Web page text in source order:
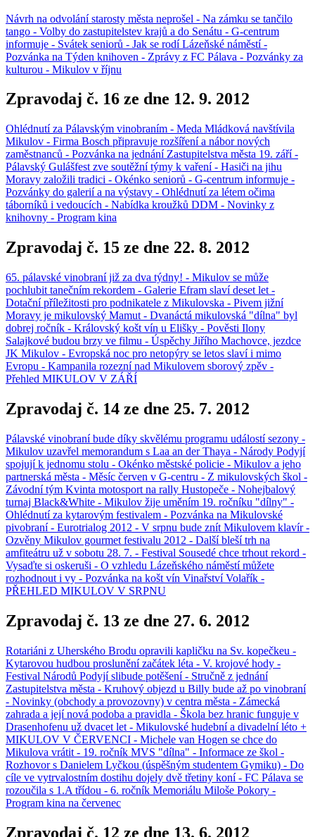
Návrh na odvolání starosty města neprošel - Na zámku se tančilo
tango - Volby do zastupitelstev krajů a do Senátu - G-centrum
informuje - Svátek seniorů - Jak se rodí Lázeňské náměstí -
Pozvánka na Týden knihoven - Zprávy z FC Pálava - Pozvánky za
kulturou - Mikulov v říjnu
Zpravodaj č. 16 ze dne 12. 9. 2012
Ohlédnutí za Pálavským vinobraním - Meda Mládková navštívila
Mikulov - Firma Bosch připravuje rozšíření a nábor nových
zaměstnanců - Pozvánka na jednání Zastupitelstva města 19. září -
Pálavský Gulášfest zve soutěžní týmy k vaření - Hasiči na jihu
Moravy založili tradici - Okénko seniorů - G-centrum informuje -
Pozvánky do galerií a na výstavy - Ohlédnutí za létem očima
táborníků i vedoucích - Nabídka kroužků DDM - Novinky z
knihovny - Program kina
Zpravodaj č. 15 ze dne 22. 8. 2012
65. pálavské vinobraní již za dva týdny! - Mikulov se může
pochlubit tanečním rekordem - Galerie Efram slaví deset let -
Dotační příležitosti pro podnikatele z Mikulovska - Pivem jižní
Moravy je mikulovský Mamut - Dvanáctá mikulovská "dílna" byl
dobrej ročník - Královský košt vín u Elišky - Pověsti Ilony
Salajkové budou brzy ve filmu - Úspěchy Jiřího Machovce, jezdce
JK Mikulov - Evropská noc pro netopýry se letos slaví i mimo
Evropu - Kampanila rozezní nad Mikulovem sborový zpěv -
Přehled MIKULOV V ZÁŘÍ
Zpravodaj č. 14 ze dne 25. 7. 2012
Pálavské vinobraní bude díky skvělému programu událostí sezony -
Mikulov uzavřel memorandum s Laa an der Thaya - Národy Podyjí
spojují k jednomu stolu - Okénko městské policie - Mikulov a jeho
partnerská města - Měsíc červen v G-centru - Z mikulovských škol -
Závodní tým Kvinta motosport na rally Hustopeče - Nohejbalový
turnaj Black&White - Mikulov žije uměním 19. ročníku "dílny" -
Ohlédnutí za kytarovým festivalem - Pozvánka na Mikulovské
pivobraní - Eurotrialog 2012 - V srpnu bude znít Mikulovem klavír -
Ozvěny Mikulov gourmet festivalu 2012 - Další bleší trh na
amfiteátru už v sobotu 28. 7. - Festival Sousedé chce trhout rekord -
Vysaďte si oskeruši - O vzhledu Lázeňského náměstí můžete
rozhodnout i vy - Pozvánka na košt vín Vinařství Volařík -
PŘEHLED MIKULOV V SRPNU
Zpravodaj č. 13 ze dne 27. 6. 2012
Rotariáni z Uherského Brodu opravili kapličku na Sv. kopečkeu -
Kytarovou hudbou proslunění začátek léta - V. krojové hody -
Festival Národů Podyjí slibude potěšení - Stručně z jednání
Zastupitelstva města - Kruhový objezd u Billy bude až po vinobraní
- Novinky (obchody a provozovny) v centra města - Zámecká
zahrada a její nová podoba a pravidla - Škola bez hranic funguje v
Drasenhofenu už dvacet let - Mikulovské hudební a divadelní léto +
MIKULOV V ČERVENCI - Michele van Hogen se chce do
Mikulova vrátit - 19. ročník MVS "dílna" - Informace ze škol -
Rozhovor s Danielem Lyčkou (úspěšným studentem Gymiku) - Do
cíle ve vytrvalostním dostihu dojely dvě třetiny koní - FC Pálava se
rozoučila s 1.A třídou - 6. ročník Memoriálu Miloše Pokory -
Program kina na červenec
Zpravodaj č. 12 ze dne 13. 6. 2012